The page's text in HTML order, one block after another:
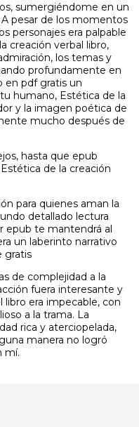
sumergiéndome en un
pesar de los momentos
personajes era palpable
creación verbal libro,
los temas y
profundamente en
en pdf gratis un
humano, Estética de la
y la imagen poética de
mucho después de
hasta que epub
de la creación
para quienes aman la
detallado lectura
epub te mantendrá al
un laberinto narrativo
gratis
de complejidad a la
fuera interesante y
libro era impecable, con
a la trama. La
rica y aterciopelada,
manera no logró
mí.